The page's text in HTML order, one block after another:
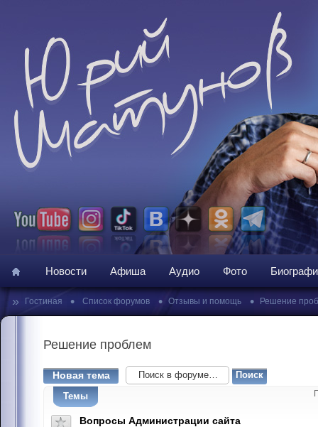
Новости Афиша Аудио Фото
» Гостиная • Список форумов • Отзывы и помощь • Решение
Решение проблем
Новая тема
Темы
Вопросы Администрации сайта